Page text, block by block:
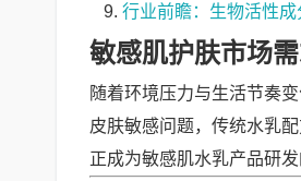
行业前瞻：生物活性
敏感肌护肤市场
随着环境压力与生活节奏
皮肤敏感问题，传统水乳
正成为敏感肌水乳产品研发